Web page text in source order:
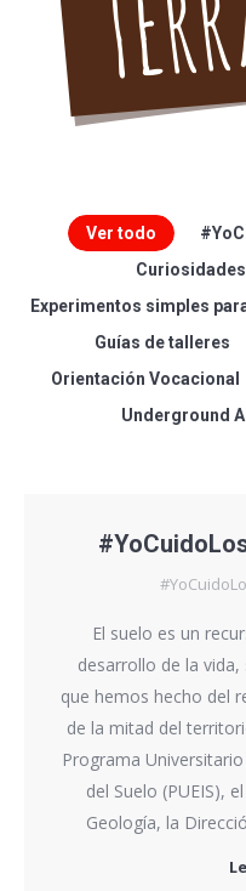
Ver todo
Curiosidades
Experimentos simples
Guías de talleres
Orientación Vocacional
Underground
El suelo es un
desarrollo de la
que hemos hecho del
de la mitad del
Programa
del Suelo (PUEIS),
Geología, la